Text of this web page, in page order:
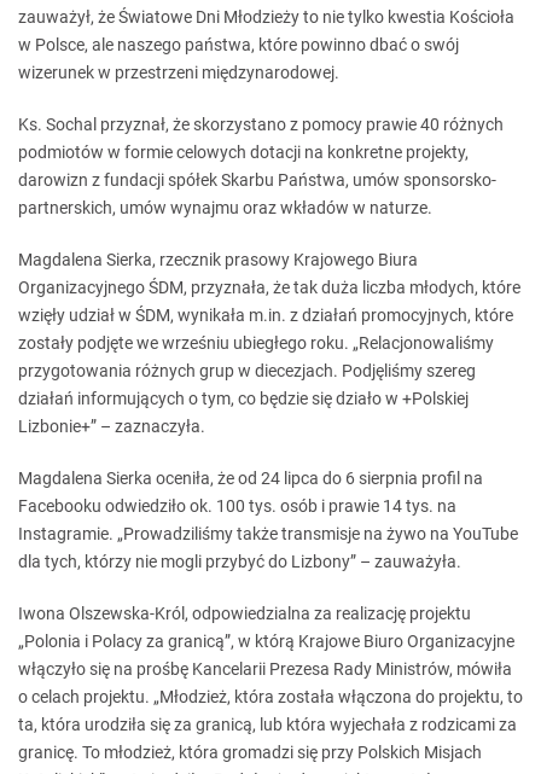
zauważył, że Światowe Dni Młodzieży to nie tylko kwestia Kościoła
w Polsce, ale naszego państwa, które powinno dbać o swój
wizerunek w przestrzeni międzynarodowej.
Ks. Sochal przyznał, że skorzystano z pomocy prawie 40 różnych
podmiotów w formie celowych dotacji na konkretne projekty,
darowizn z fundacji spółek Skarbu Państwa, umów sponsorsko-
partnerskich, umów wynajmu oraz wkładów w naturze.
Magdalena Sierka, rzecznik prasowy Krajowego Biura
Organizacyjnego ŚDM, przyznała, że tak duża liczba młodych, które
wzięły udział w ŚDM, wynikała m.in. z działań promocyjnych, które
zostały podjęte we wrześniu ubiegłego roku. „Relacjonowaliśmy
przygotowania różnych grup w diecezjach. Podjęliśmy szereg
działań informujących o tym, co będzie się działo w +Polskiej
Lizbonie+” – zaznaczyła.
Magdalena Sierka oceniła, że od 24 lipca do 6 sierpnia profil na
Facebooku odwiedziło ok. 100 tys. osób i prawie 14 tys. na
Instagramie. „Prowadziliśmy także transmisje na żywo na YouTube
dla tych, którzy nie mogli przybyć do Lizbony” – zauważyła.
Iwona Olszewska-Król, odpowiedzialna za realizację projektu
„Polonia i Polacy za granicą”, w którą Krajowe Biuro Organizacyjne
włączyło się na prośbę Kancelarii Prezesa Rady Ministrów, mówiła
o celach projektu. „Młodzież, która została włączona do projektu, to
ta, która urodziła się za granicą, lub która wyjechała z rodzicami za
granicę. To młodzież, która gromadzi się przy Polskich Misjach